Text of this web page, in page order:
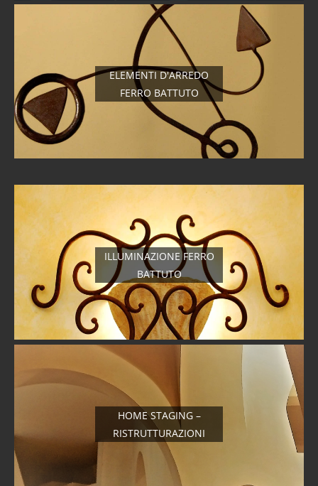
ELEMENTI D'ARREDO
FERRO BATTUTO
ILLUMINAZIONE FERRO
BATTUTO
HOME STAGING –
RISTRUTTURAZIONI